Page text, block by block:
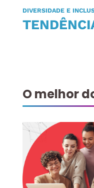
DIVERSIDADE E
O melhor